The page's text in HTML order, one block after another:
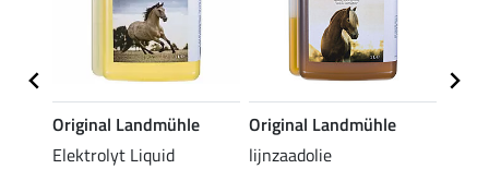
Original Landmühle
Elektrolyt Liquid
Original Landmühle
lijnzaadolie